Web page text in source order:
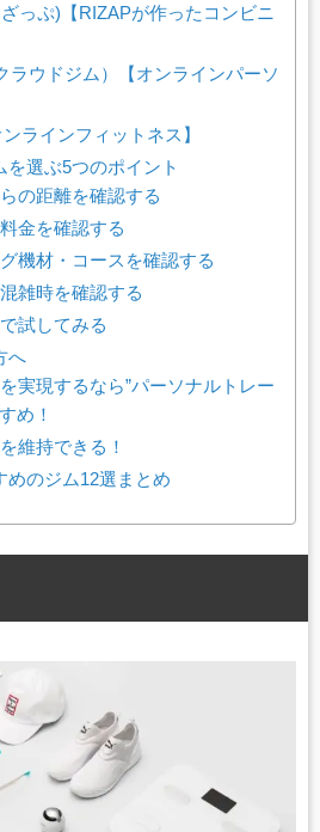
っぷ)【RIZAPが作ったコンビニ
ラウドジム）【オンラインパーソ
ラインフィットネス】
を選ぶ5つのポイント
の距離を確認する
金を確認する
機材・コースを確認する
雑時を確認する
試してみる
へ
実現するなら”パーソナルトレー
め！
維持できる！
めのジム12選まとめ